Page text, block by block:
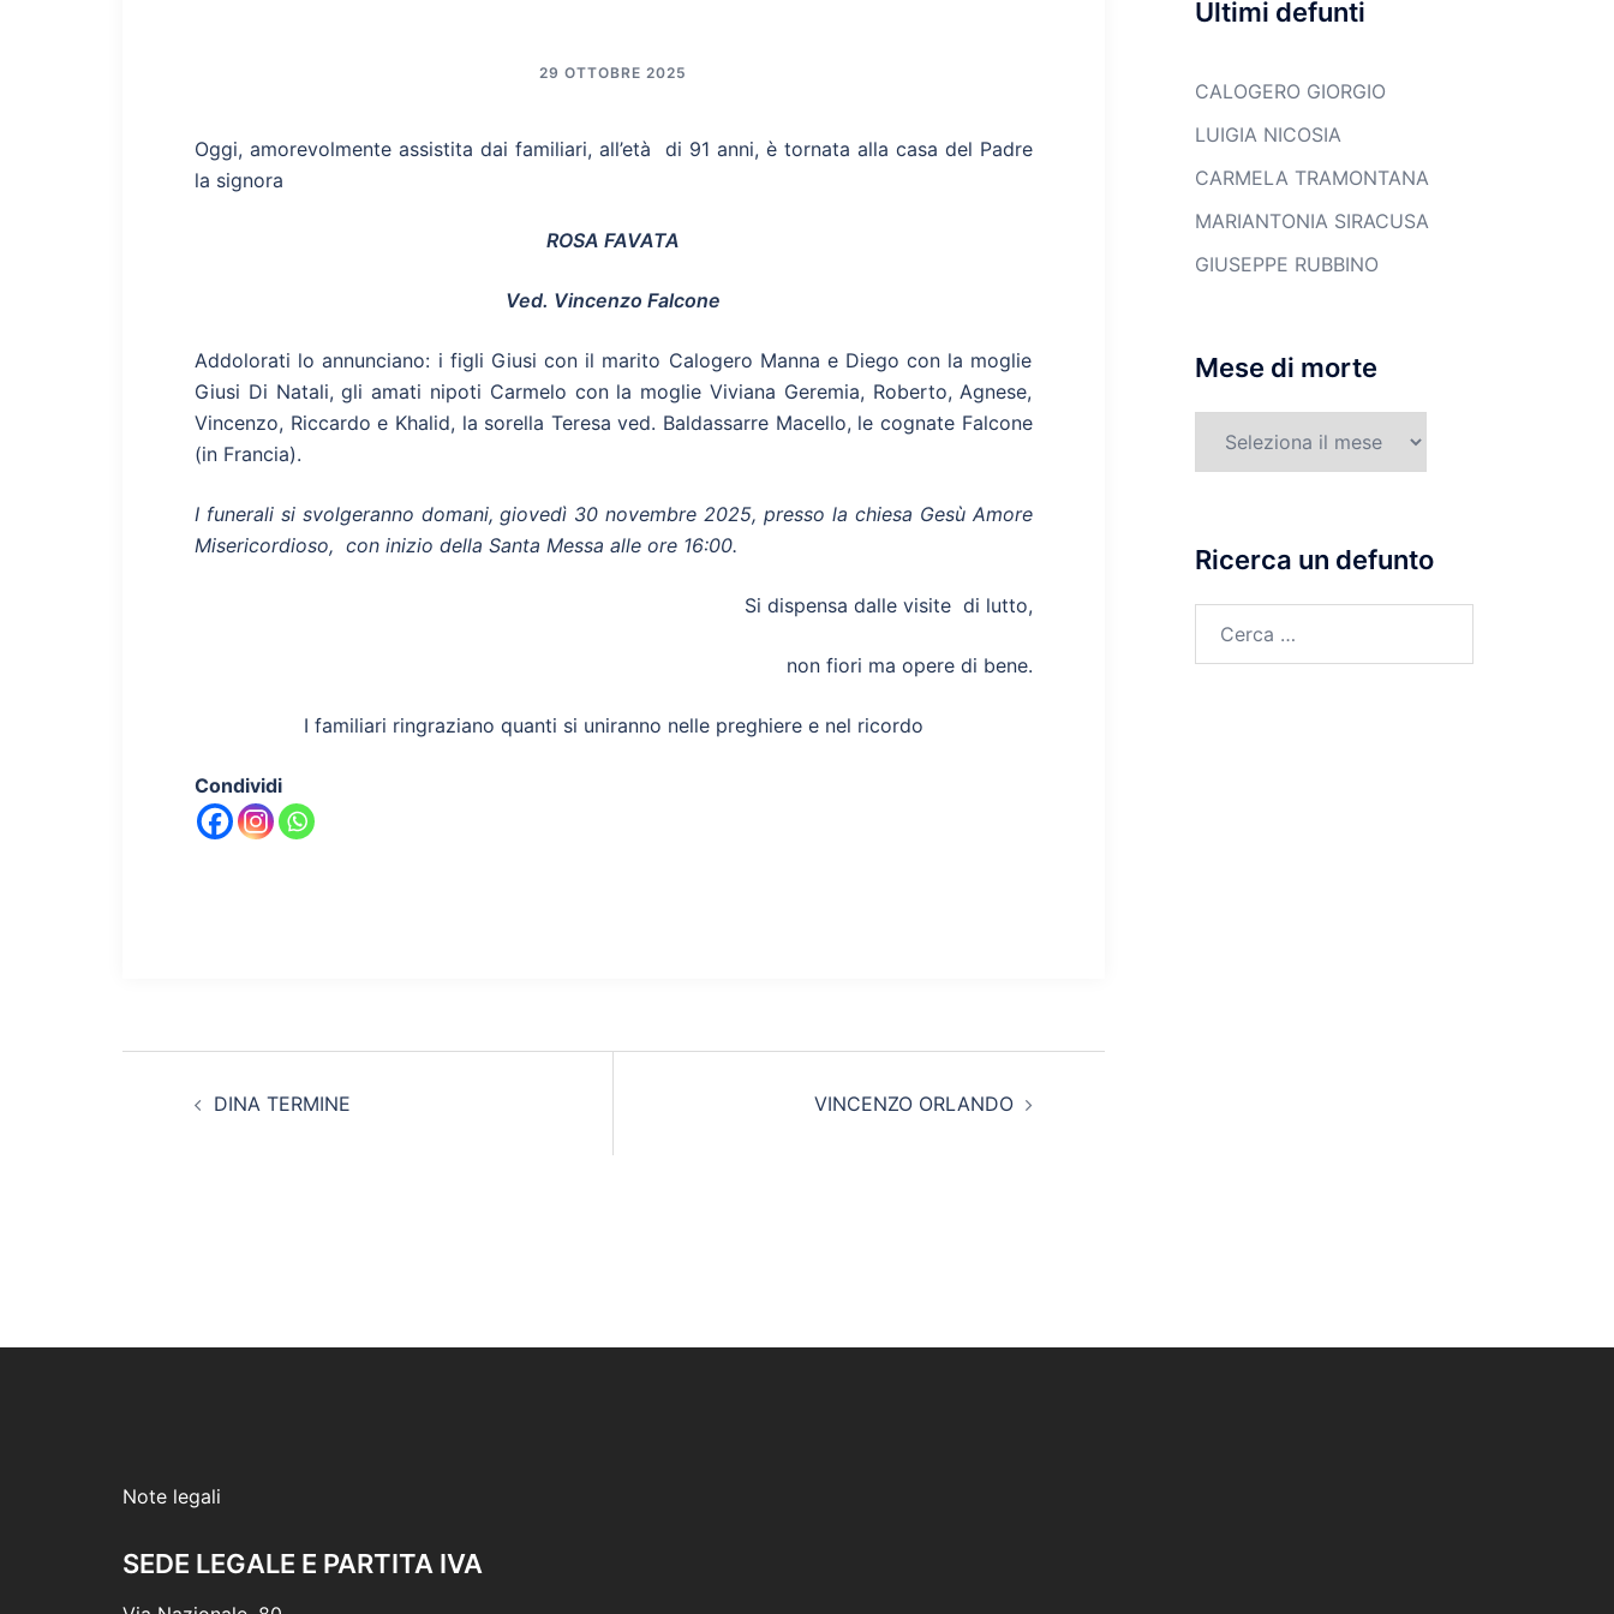
29 OTTOBRE 2025
Oggi, amorevolmente assistita dai familiari, all’età di 91 anni, è tornata alla casa del Padre
la signora
ROSA FAVATA
Ved. Vincenzo Falcone
Addolorati lo annunciano: i figli Giusi con il marito Calogero Manna e Diego con la moglie
Giusi Di Natali, gli amati nipoti Carmelo con la moglie Viviana Geremia, Roberto, Agnese,
Vincenzo, Riccardo e Khalid, la sorella Teresa ved. Baldassarre Macello, le cognate Falcone
(in Francia).
I funerali si svolgeranno domani, giovedì 30 novembre 2025, presso la chiesa Gesù Amore
Misericordioso, con inizio della Santa Messa alle ore 16:00.
Si dispensa dalle visite di lutto,
non fiori ma opere di bene.
I familiari ringraziano quanti si uniranno nelle preghiere e nel ricordo
Condividi
articolo
DINA TERMINE VINCENZO ORLANDO
Ultimi defunti
CALOGERO GIORGIO
LUIGIA NICOSIA
CARMELA TRAMONTANA
MARIANTONIA SIRACUSA
GIUSEPPE RUBBINO
Mese di morte
Ricerca un defunto
Note legali
SEDE LEGALE E PARTITA IVA